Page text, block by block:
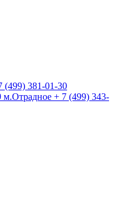
(499) 381-01-30
м.Отрадное + 7 (499) 343-